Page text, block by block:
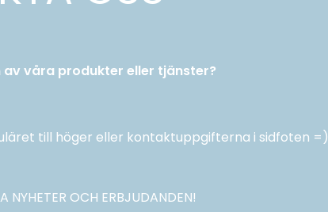
av våra produkter eller tjänster?
till höger eller kontaktuppgifterna i sidfoten =)
NYHETER OCH ERBJUDANDEN!